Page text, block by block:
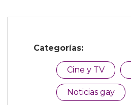
Categorías:
Cine y TV
Noticias gay